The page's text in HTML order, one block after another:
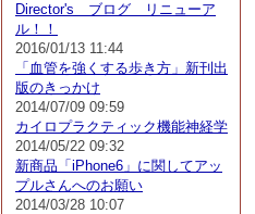
Director's ブログ リニューア
ル！！
2016/01/13 11:44
「血管を強くする歩き方」新刊出
版のきっかけ
2014/07/09 09:59
カイロプラクティック機能神経学
2014/05/22 09:32
新商品「iPhone6」に関してアッ
プルさんへのお願い
2014/03/28 10:07